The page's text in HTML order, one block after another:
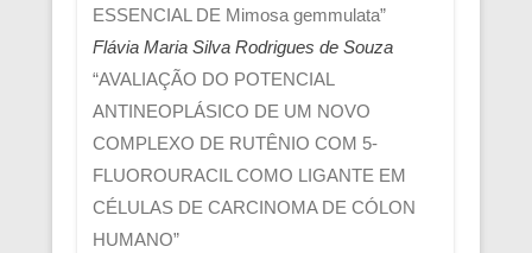
ESSENCIAL DE Mimosa gemmulata”
Flávia Maria Silva Rodrigues de Souza
“AVALIAÇÃO DO POTENCIAL
ANTINEOPLÁSICO DE UM NOVO
COMPLEXO DE RUTÊNIO COM 5-
FLUOROURACIL COMO LIGANTE EM
CÉLULAS DE CARCINOMA DE CÓLON
HUMANO”